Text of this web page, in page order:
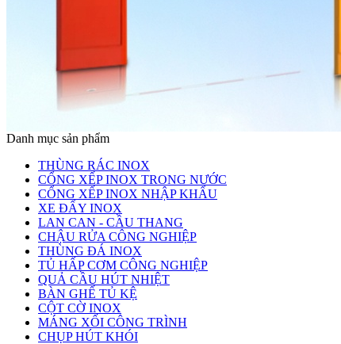
Danh mục sản phẩm
THÙNG RÁC INOX
CỔNG XẾP INOX TRONG NƯỚC
CỔNG XẾP INOX NHẬP KHẨU
XE ĐẨY INOX
LAN CAN - CẦU THANG
CHẬU RỬA CÔNG NGHIỆP
THÙNG ĐÁ INOX
TỦ HẤP CƠM CÔNG NGHIỆP
QUẢ CẦU HÚT NHIỆT
BÀN GHẾ TỦ KỆ
CỘT CỜ INOX
MÁNG XỐI CÔNG TRÌNH
CHỤP HÚT KHÓI